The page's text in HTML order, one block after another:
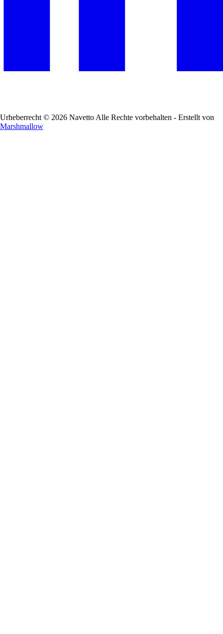
Urheberrecht © 2026 Navetto Alle Rechte vorbehalten - Erstellt von
Marshmallow